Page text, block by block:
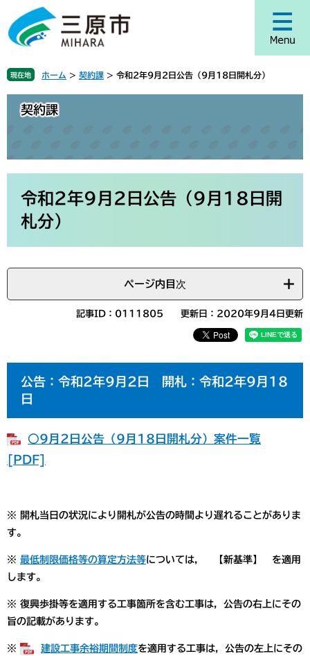
ジ
頭
で
ュ
飛
ば
現在地 ホーム > 契約課 > 令和2年9月2日公告（9月18日開札分）
契約課
令和2年9月2日公告（9月18日開
札分）
ページ内目次
記事ID：0111805 更新日：2020年9月4日更新
公告：令和2年9月2日 開札：令和2年9月18
日
○9月2日公告（9月18日開札分）案件一覧
[PDF]
※ 開札当日の状況により開札が公告の時間より遅れることがありま
す。
※ 最低制限価格等の算定方法等については， 【新基準】 を適用
します。
※ 復興歩掛等を適用する工事箇所を含む工事は，公告の右上にその
旨の記載があります。
※ 建設工事余裕期間制度を適用する工事は，公告の左上にその